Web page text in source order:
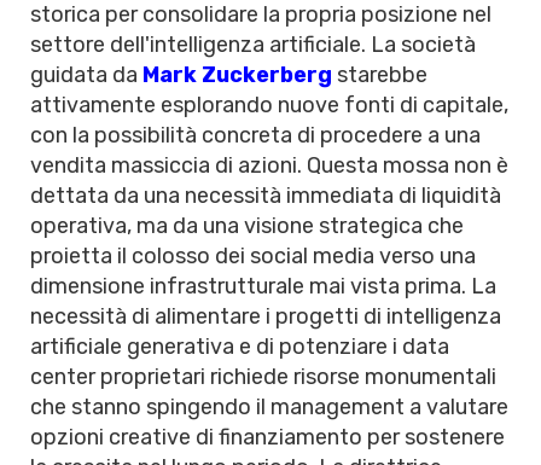
storica per consolidare la propria posizione nel
settore dell'intelligenza artificiale. La società
guidata da Mark Zuckerberg starebbe
attivamente esplorando nuove fonti di capitale,
con la possibilità concreta di procedere a una
vendita massiccia di azioni. Questa mossa non è
dettata da una necessità immediata di liquidità
operativa, ma da una visione strategica che
proietta il colosso dei social media verso una
dimensione infrastrutturale mai vista prima. La
necessità di alimentare i progetti di intelligenza
artificiale generativa e di potenziare i data
center proprietari richiede risorse monumentali
che stanno spingendo il management a valutare
opzioni creative di finanziamento per sostenere